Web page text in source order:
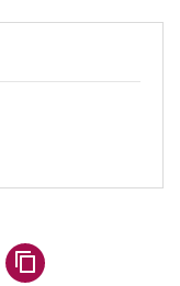
WhatsApp teilen
über Facebook